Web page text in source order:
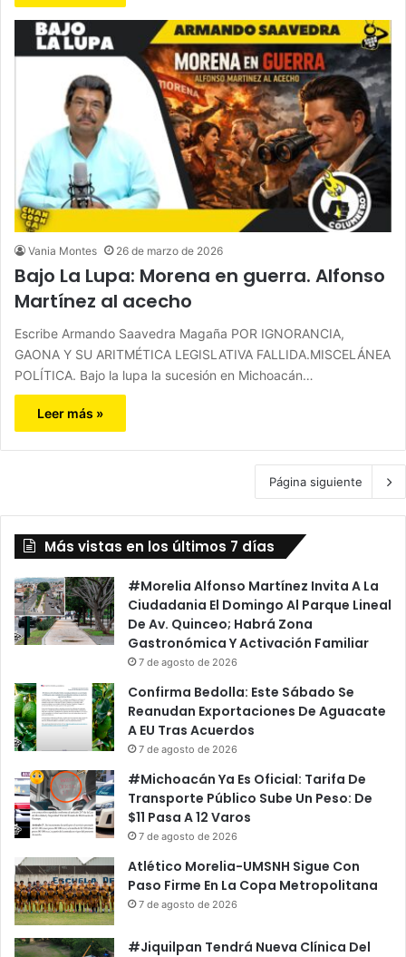
Vania Montes 26 de marzo de 2026
Bajo La Lupa: Morena en guerra. Alfonso
Martínez al acecho
Escribe Armando Saavedra Magaña POR IGNORANCIA,
GAONA Y SU ARITMÉTICA LEGISLATIVA FALLIDA.MISCELÁNEA
POLÍTICA. Bajo la lupa la sucesión en Michoacán…
Leer más »
Página siguiente
Más vistas en los últimos 7 días
#Morelia Alfonso Martínez Invita A La
Ciudadania El Domingo Al Parque Lineal
De Av. Quinceo; Habrá Zona
Gastronómica Y Activación Familiar
7 de agosto de 2026
Confirma Bedolla: Este Sábado Se
Reanudan Exportaciones De Aguacate
A EU Tras Acuerdos
7 de agosto de 2026
#Michoacán Ya Es Oficial: Tarifa De
Transporte Público Sube Un Peso: De
$11 Pasa A 12 Varos
7 de agosto de 2026
Atlético Morelia-UMSNH Sigue Con
Paso Firme En La Copa Metropolitana
7 de agosto de 2026
#Jiquilpan Tendrá Nueva Clínica Del